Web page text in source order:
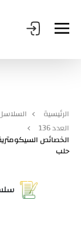
الرئيسية
العدد 136
الخصائص
حلب